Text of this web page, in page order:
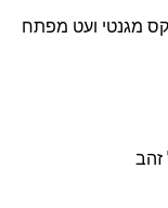
מגנטי ועט מפתח
זהב